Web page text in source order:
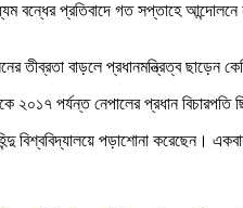
বন্ধের প্রতিবাদে গত সপ্তাহে
তীব্রতা বাড়লে প্রধানমন্ত্রিত্ব ছাড়েন
২০১৭ পর্যন্ত নেপালের প্রধান বিচারপতি
বিশ্ববিদ্যালয়ে পড়াশোনা করেছেন।